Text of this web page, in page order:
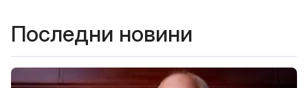
Последни новини